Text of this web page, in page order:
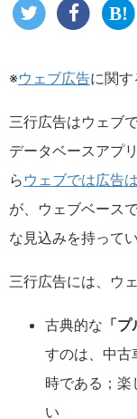
※ウェブ広告に関
三行広告はウェブ
データベースアプ
ら ウェブでは広告
が、ウェブベース
な見込みを持ってい
三行広告には、ウ
古典的な 「プ
すのは、中古
時である；楽
い